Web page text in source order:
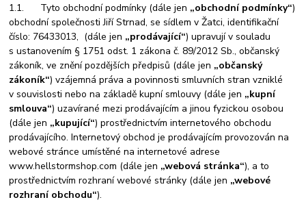
1.1. Tyto obchodní podmínky (dále jen „obchodní podmínky“)
obchodní společnosti Jiří Strnad, se sídlem v Žatci, identifikační
číslo: 76433013, (dále jen „prodávající“) upravují v souladu
s ustanovením § 1751 odst. 1 zákona č. 89/2012 Sb., občanský
zákoník, ve znění pozdějších předpisů (dále jen „občanský
zákoník“) vzájemná práva a povinnosti smluvních stran vzniklé
v souvislosti nebo na základě kupní smlouvy (dále jen „kupní
smlouva“) uzavírané mezi prodávajícím a jinou fyzickou osobou
(dále jen „kupující“) prostřednictvím internetového obchodu
prodávajícího. Internetový obchod je prodávajícím provozován na
webové stránce umístěné na internetové adrese
www.hellstormshop.com (dále jen „webová stránka“), a to
prostřednictvím rozhraní webové stránky (dále jen „webové
rozhraní obchodu“).